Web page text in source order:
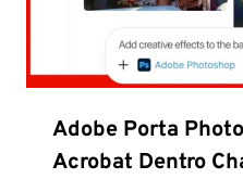
Adobe Porta
Acrobat Dentro